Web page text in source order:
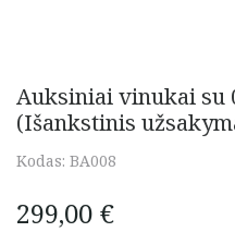
Auksiniai vinukai su
(Išankstinis
Kodas: BA008
299,00 €